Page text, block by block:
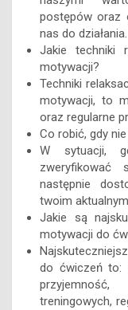
postępów oraz
nas do działania.
Jakie techniki
motywacji?
Techniki
motywacji, to
oraz regularne
Co robić, gdy
W sytuacji,
następnie
twoim
Jakie są
motywacji do
do ćwiczeń to:
treningowych,